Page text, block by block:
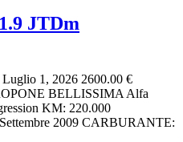
JTDm
Luglio 1, 2026 2600.00 €
BELLISSIMA Alfa
KM: 220.000
2009 CARBURANTE: